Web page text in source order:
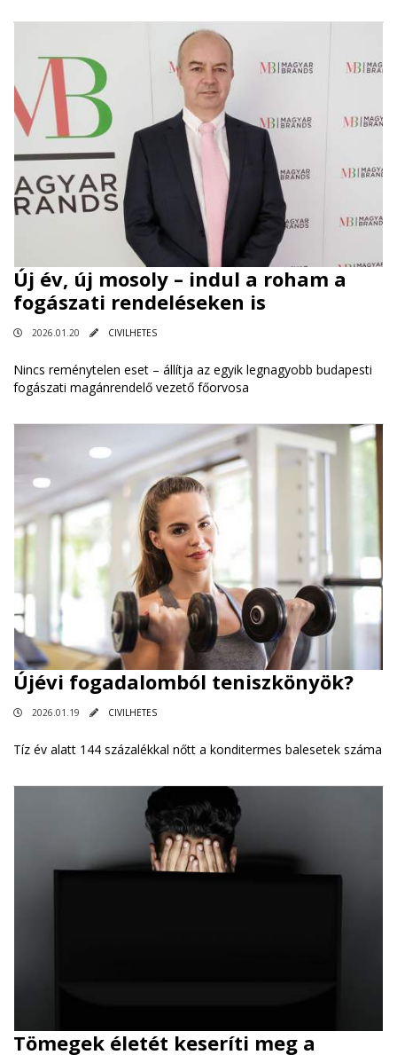
Új év, új mosoly – indul a roham a
fogászati rendeléseken is
2026.01.20 CIVILHETES
Nincs reménytelen eset – állítja az egyik legnagyobb budapesti
fogászati magánrendelő vezető főorvosa
Újévi fogadalomból teniszkönyök?
2026.01.19 CIVILHETES
Tíz év alatt 144 százalékkal nőtt a konditermes balesetek száma
Tömegek életét keseríti meg a